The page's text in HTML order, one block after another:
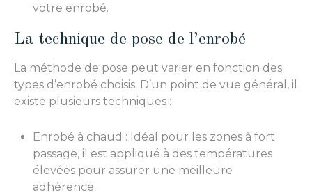
votre enrobé.
La technique de pose de l’enrobé
La méthode de pose peut varier en fonction des
types d’enrobé choisis. D’un point de vue général, il
existe plusieurs techniques :
Enrobé à chaud : Idéal pour les zones à fort
passage, il est appliqué à des températures
élevées pour assurer une meilleure
adhérence.